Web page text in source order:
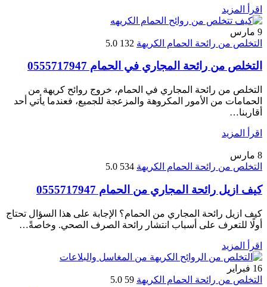
اقرأ المزيد
9 مارس
التخلص من رائحة الحمام الكريهة 132
5.0
التخلص من رائحة المجاري في الحمام 0555717947
التخلص من رائحة المجاري في الحمام، خروج روائح كريهة من
الحمامات من الأمور المكروهة والمزعجة للجميع، فعندما يأتي أحد
أقاربنا…
اقرأ المزيد
8 مارس
التخلص من رائحة الحمام الكريهة 534
5.0
كيف ازيل رائحة المجاري من الحمام 0555717947
كيف ازيل رائحة المجاري من الحمام؟ الإجابة على هذا السؤال تحتاج
أولًا للتعرف على أسباب انتشار رائحة الصرف الصحي. وخاصةً…
اقرأ المزيد
16 فبراير
التخلص من رائحة الحمام الكريهة 59
5.0